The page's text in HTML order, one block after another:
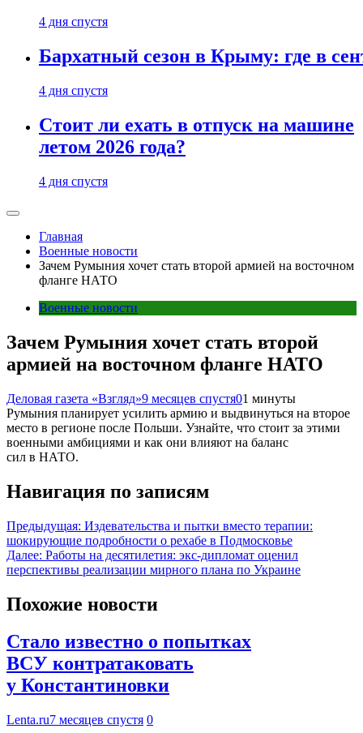
4 дня спустя
Бархатный сезон в Крыму: где в
4 дня спустя
Стоит ли ехать в отпуск на машине
летом 2026 года?
4 дня спустя
Главная
Военные новости
Зачем Румыния хочет стать второй армией на восточном
фланге НАТО
Военные новости
Зачем Румыния хочет стать второй
армией на восточном фланге НАТО
Деловая газета «Взгляд»9 месяцев спустя01 минуты
Румыния планирует усилить армию и выдвинуться на второе
место в регионе после Польши. Узнайте, что стоит за этими
военными амбициями и как они влияют на баланс
сил в НАТО.
Навигация по записям
Предыдущая: Издевательства и пытки вместо терапии:
шокирующие подробности о рехабе в Подмосковье
Далее: Работы на десятилетия: экс-дипломат оценил
перспективы реализации мирного плана по Украине
Похожие новости
Стало известно о попытках
ВСУ контратаковать
у Константиновки
Lenta.ru7 месяцев спустя 0